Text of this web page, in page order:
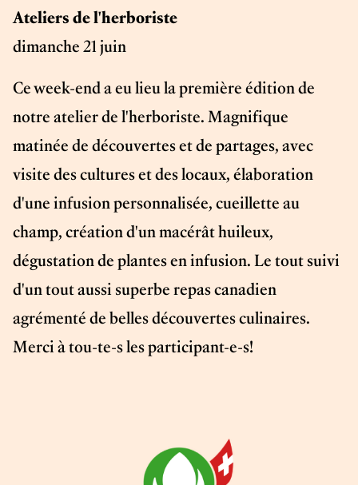
Ateliers de l'herboriste
dimanche 21 juin
Ce week-end a eu lieu la première édition de
notre atelier de l'herboriste. Magnifique
matinée de découvertes et de partages, avec
visite des cultures et des locaux, élaboration
d'une infusion personnalisée, cueillette au
champ, création d'un macérât huileux,
dégustation de plantes en infusion. Le tout suivi
d'un tout aussi superbe repas canadien
agrémenté de belles découvertes culinaires.
Merci à tou-te-s les participant-e-s!